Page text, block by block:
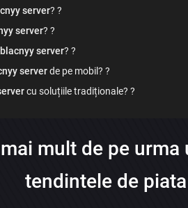
server? ?
server? ?
server? ?
serverde pe mobil? ?
cu soluțiile tradiționale? ?
mult de pe
tendintele de